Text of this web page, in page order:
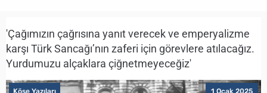
'Çağımızın çağrısına yanıt verecek ve emperyalizme
karşı Türk Sancağı’nın zaferi için görevlere atılacağız.
Yurdumuzu alçaklara çiğnetmeyeceğiz'
1 Ocak 2025
Köşe Yazıları